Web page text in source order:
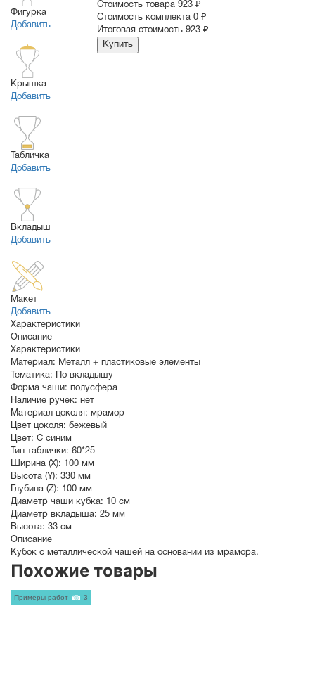
Фигурка
Добавить
Крышка
Добавить
Табличка
Добавить
Вкладыш
Добавить
Макет
Добавить
Cтоимость товара 923 ₽
Стоимость комплекта 0 ₽
Итоговая стоимость 923 ₽
Купить
Характеристики
Описание
Характеристики
Материал: Металл + пластиковые элементы
Тематика:
По вкладышу
Форма чаши: полусфера
Наличие ручек: нет
Материал цоколя: мрамор
Цвет цоколя: бежевый
Цвет: С синим
Тип таблички: 60*25
Ширина (X): 100 мм
Высота (Y): 330 мм
Глубина (Z): 100 мм
Диаметр чаши кубка: 10 см
Диаметр вкладыша: 25 мм
Высота: 33 см
Описание
Кубок с металлической чашей на основании из мрамора.
Похожие товары
Примеры работ 3